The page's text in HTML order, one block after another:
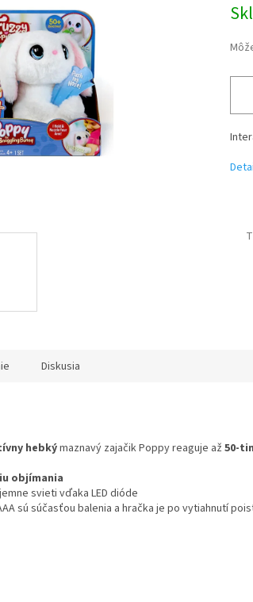
Diskusia
hebkýmaznavý zajačik Poppy reaguje až 50-
objímania
svieti vďaka LED dióde
sú súčasťou balenia a hračka je po vytiahnutí